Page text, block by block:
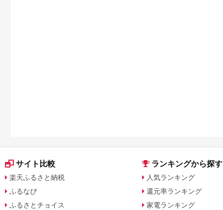
サイト比較
楽天ふるさと納税
ふるなび
ふるさとチョイス
ランキングから探す
人気ランキング
還元率ランキング
家電ランキング